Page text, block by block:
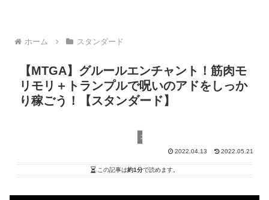
ホーム スタンダード
【MTGA】グルールエンチャント！筋肉モ
リモリ＋トランプルで呪いのアドをしっか
り稼ごう！【スタンダード】
スタンダード
2022.04.13 2022.05.21
この記事は約1分で読めます。